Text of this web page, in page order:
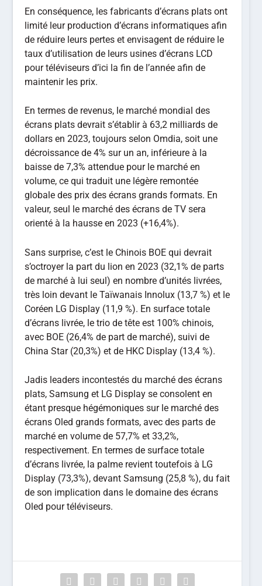
En conséquence, les fabricants d’écrans plats ont
limité leur production d’écrans informatiques afin
de réduire leurs pertes et envisagent de réduire le
taux d’utilisation de leurs usines d’écrans LCD
pour téléviseurs d’ici la fin de l’année afin de
maintenir les prix.
En termes de revenus, le marché mondial des
écrans plats devrait s’établir à 63,2 milliards de
dollars en 2023, toujours selon Omdia, soit une
décroissance de 4% sur un an, inférieure à la
baisse de 7,3% attendue pour le marché en
volume, ce qui traduit une légère remontée
globale des prix des écrans grands formats. En
valeur, seul le marché des écrans de TV sera
orienté à la hausse en 2023 (+16,4%).
Sans surprise, c’est le Chinois BOE qui devrait
s’octroyer la part du lion en 2023 (32,1% de parts
de marché à lui seul) en nombre d’unités livrées,
très loin devant le Taïwanais Innolux (13,7 %) et le
Coréen LG Display (11,9 %). En surface totale
d’écrans livrée, le trio de tête est 100% chinois,
avec BOE (26,4% de part de marché), suivi de
China Star (20,3%) et de HKC Display (13,4 %).
Jadis leaders incontestés du marché des écrans
plats, Samsung et LG Display se consolent en
étant presque hégémoniques sur le marché des
écrans Oled grands formats, avec des parts de
marché en volume de 57,7% et 33,2%,
respectivement. En termes de surface totale
d’écrans livrée, la palme revient toutefois à LG
Display (73,3%), devant Samsung (25,8 %), du fait
de son implication dans le domaine des écrans
Oled pour téléviseurs.